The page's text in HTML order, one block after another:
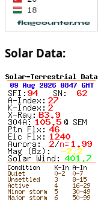
Solar Data: